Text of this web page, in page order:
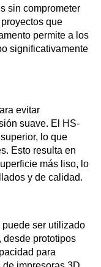
sin comprometer
que
permite a los
significativamente
evitar
suave. El HS-
lo que
Esto resulta en
más liso, lo
y de calidad.
puede ser utilizado
desde prototipos
para